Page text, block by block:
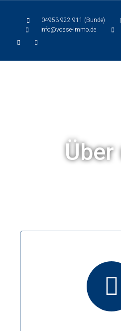
04953 922 911 (Bunde)
info@vosse-immo.de
Über